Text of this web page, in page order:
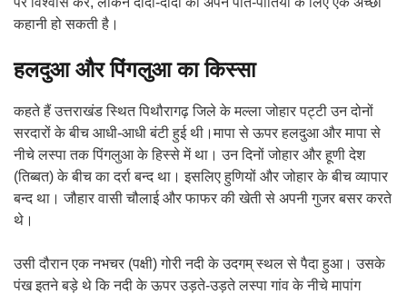
कहानी हो सकती है।
हलदुआ और पिंगलुआ का किस्सा
कहते हैं उत्तराखंड स्थित पिथौरागढ़ जिले के मल्ला जोहार पट्टी उन दोनों
सरदारों के बीच आधी-आधी बंटी हुई थी।मापा से ऊपर हलदुआ और मापा से
नीचे लस्पा तक पिंगलुआ के हिस्से में था। उन दिनों जोहार और हूणी देश
(तिब्बत) के बीच का दर्रा बन्द था। इसलिए हुणियों और जोहार के बीच व्यापार
बन्द था। जौहार वासी चौलाई और फाफर की खेती से अपनी गुजर बसर करते
थे।
उसी दौरान एक नभचर (पक्षी) गोरी नदी के उदगम् स्थल से पैदा हुआ। उसके
पंख इतने बड़े थे कि नदी के ऊपर उड़ते-उड़ते लस्पा गांव के नीचे मापांग